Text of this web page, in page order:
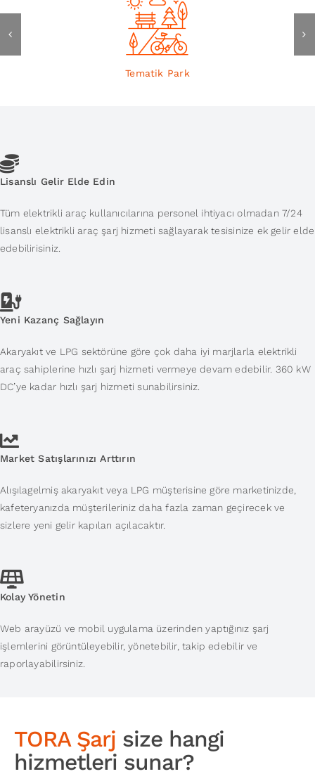
Tematik Park
Lisanslı Gelir Elde Edin
Tüm elektrikli araç kullanıcılarına personel ihtiyacı olmadan 7/24
lisanslı elektrikli araç şarj hizmeti sağlayarak tesisinize ek gelir elde
edebilirisiniz.
Yeni Kazanç Sağlayın
Akaryakıt ve LPG sektörüne göre çok daha iyi marjlarla elektrikli
araç sahiplerine hızlı şarj hizmeti vermeye devam edebilir. 360 kW
DC’ye kadar hızlı şarj hizmeti sunabilirsiniz.
Market Satışlarınızı Arttırın
Alışılagelmiş akaryakıt veya LPG müşterisine göre marketinizde,
kafeteryanızda müşterileriniz daha fazla zaman geçirecek ve
sizlere yeni gelir kapıları açılacaktır.
Kolay Yönetin
Web arayüzü ve mobil uygulama üzerinden yaptığınız şarj
işlemlerini görüntüleyebilir, yönetebilir, takip edebilir ve
raporlayabilirsiniz.
TORA Şarj size hangi
hizmetleri sunar?